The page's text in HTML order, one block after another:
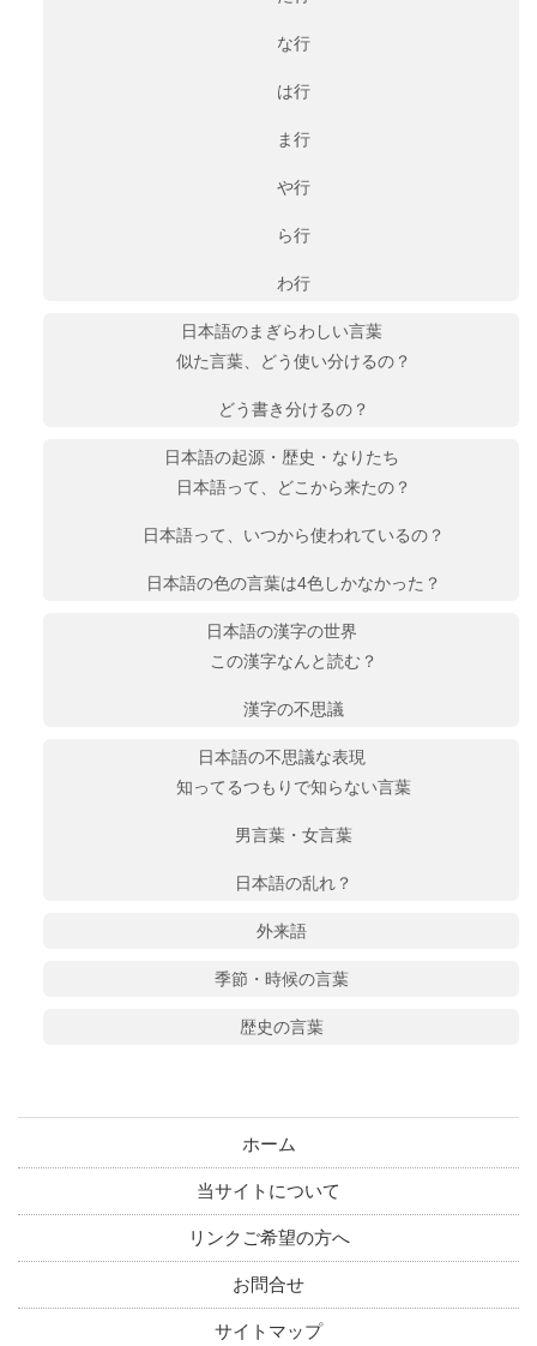
な行
は行
ま行
や行
ら行
わ行
日本語のまぎらわしい言葉
似た言葉、どう使い分けるの？
どう書き分けるの？
日本語の起源・歴史・なりたち
日本語って、どこから来たの？
日本語って、いつから使われているの？
日本語の色の言葉は4色しかなかった？
日本語の漢字の世界
この漢字なんと読む？
漢字の不思議
日本語の不思議な表現
知ってるつもりで知らない言葉
男言葉・女言葉
日本語の乱れ？
外来語
季節・時候の言葉
歴史の言葉
ホーム
当サイトについて
リンクご希望の方へ
お問合せ
サイトマップ